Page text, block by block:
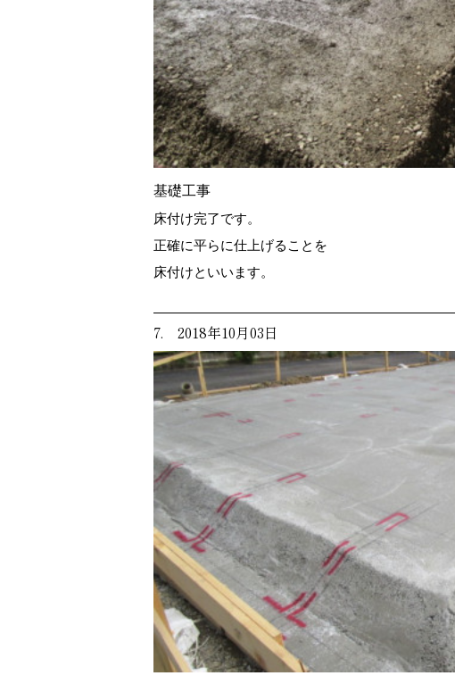
基礎工事
床付け完了です。
正確に平らに仕上げることを
床付けといいます。
7. 2018年10月03日